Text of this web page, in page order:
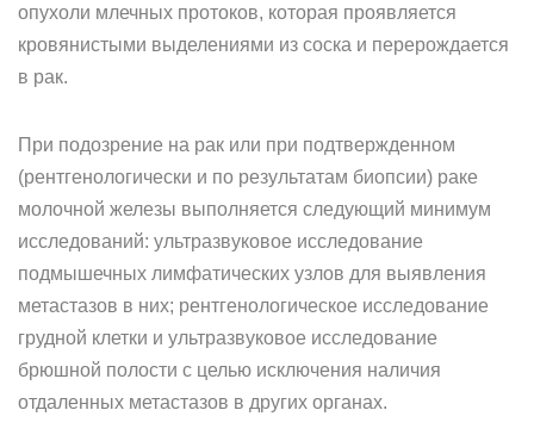
опухоли млечных протоков, которая проявляется
кровянистыми выделениями из соска и перерождается
в рак.
При подозрение на рак или при подтвержденном
(рентгенологически и по результатам биопсии) раке
молочной железы выполняется следующий минимум
исследований: ультразвуковое исследование
подмышечных лимфатических узлов для выявления
метастазов в них; рентгенологическое исследование
грудной клетки и ультразвуковое исследование
брюшной полости с целью исключения наличия
отдаленных метастазов в других органах.